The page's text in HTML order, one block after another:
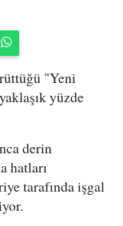
"Yeni
yüzde
derin
hatları
tarafında işgal